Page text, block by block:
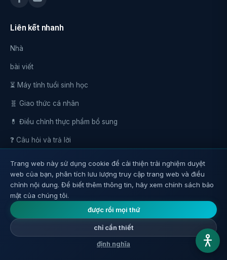
Liên kết nhanh
Nhà
bài viết
⏳ Máy tính tuổi sinh học
🧬 Giao thức cá nhân
💊 Điều chỉnh thực phẩm bổ sung
❓ Câu hỏi và trả lời
bổ sung dinh dưỡng
Video
diễn đàn
Liên hệ với chúng tôi
Hệ thống biên tập và chính sách
Trang web này sử dụng cookie để cải thiện trải nghiệm duyệt
web của bạn, phân tích lưu lượng truy cập trang web và điều
chỉnh nội dung. Để biết thêm thông tin, hãy xem chính sách bảo
mật của chúng tôi.
được rồi mọi thứ
chỉ cần thiết
định nghĩa